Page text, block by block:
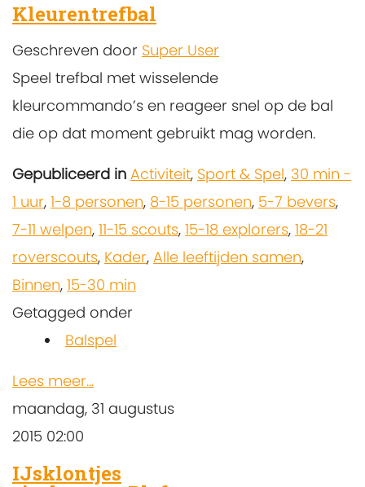
Kleurentrefbal
Geschreven door Super User
Speel trefbal met wisselende
kleurcommando’s en reageer snel op de bal
die op dat moment gebruikt mag worden.
Gepubliceerd in Activiteit, Sport & Spel, 30 min -
1 uur, 1-8 personen, 8-15 personen, 5-7 bevers,
7-11 welpen, 11-15 scouts, 15-18 explorers, 18-21
roverscouts, Kader, Alle leeftijden samen,
Binnen, 15-30 min
Getagged onder
Balspel
Lees meer...
maandag, 31 augustus
2015 02:00
IJsklontjes